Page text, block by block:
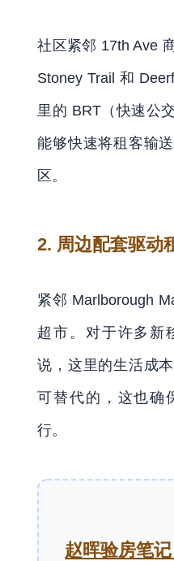
社区紧邻 17th Ave
Stoney Trail 和
里的 BRT（快速公
能够快速将租客输
区。
2. 周边配套驱动
紧邻 Marlborough
超市。对于许多新
说，这里的生活成
可替代的，这也确
行。
赵晖验房笔